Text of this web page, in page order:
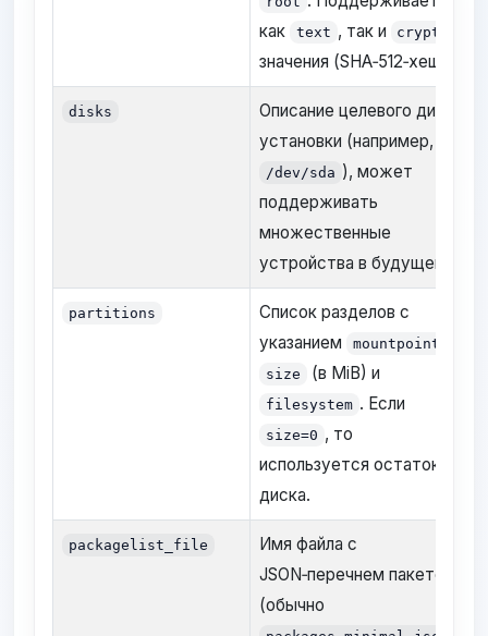
как
text , так и crypted
значения (SHA‑512‑хеш).
disks
Описание целевого диска
установки (например,
/dev/sda ), может
поддерживать
множественные
устройства в будущем.
partitions
Список разделов с
указанием
mountpoint
size (в MiB) и
filesystem . Если
size=0 , то
используется остаток
диска.
packagelist_file
Имя файла с
JSON‑перечнем пакетов
(обычно